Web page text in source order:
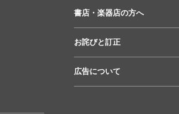
書店・楽器店の方へ
お詫びと訂正
広告について